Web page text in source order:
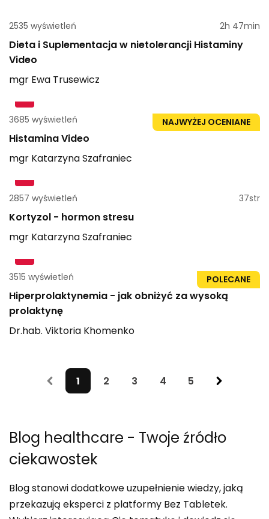
2535 wyświetleń 2h 47min
Dieta i Suplementacja w nietolerancji Histaminy
Video
mgr Ewa Trusewicz
NAJWYŻEJ OCENIANE
3685 wyświetleń 1h 51min
Histamina Video
mgr KatarzynaSzafraniec
2857 wyświetleń 37str
Kortyzol - hormon stresu
mgr KatarzynaSzafraniec
POLECANE
3515 wyświetleń 1h 14min
Hiperprolaktynemia - jak obniżyć za wysoką
prolaktynę
Dr.hab. Viktoria Khomenko
1 2 3 4 5
Blog healthcare - Twoje źródło
ciekawostek
Blog stanowi dodatkowe uzupełnienie wiedzy, jaką
przekazują eksperci z platformy Bez Tabletek.